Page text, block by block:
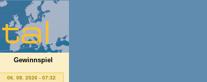
Gewinnspiel
06. 08. 2026 - 07:32